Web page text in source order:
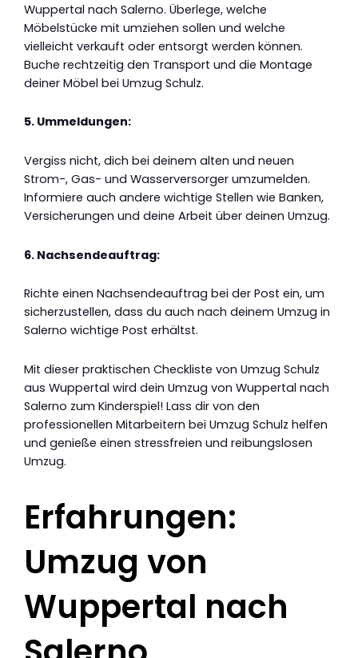
Wuppertal nach Salerno. Überlege, welche
Möbelstücke mit umziehen sollen und welche
vielleicht verkauft oder entsorgt werden können.
Buche rechtzeitig den Transport und die Montage
deiner Möbel bei Umzug Schulz.
5. Ummeldungen:
Vergiss nicht, dich bei deinem alten und neuen
Strom-, Gas- und Wasserversorger umzumelden.
Informiere auch andere wichtige Stellen wie Banken,
Versicherungen und deine Arbeit über deinen Umzug.
6. Nachsendeauftrag:
Richte einen Nachsendeauftrag bei der Post ein, um
sicherzustellen, dass du auch nach deinem Umzug in
Salerno wichtige Post erhältst.
Mit dieser praktischen Checkliste von Umzug Schulz
aus Wuppertal wird dein Umzug von Wuppertal nach
Salerno zum Kinderspiel! Lass dir von den
professionellen Mitarbeitern bei Umzug Schulz helfen
und genieße einen stressfreien und reibungslosen
Umzug.
Erfahrungen:
Umzug von
Wuppertal nach